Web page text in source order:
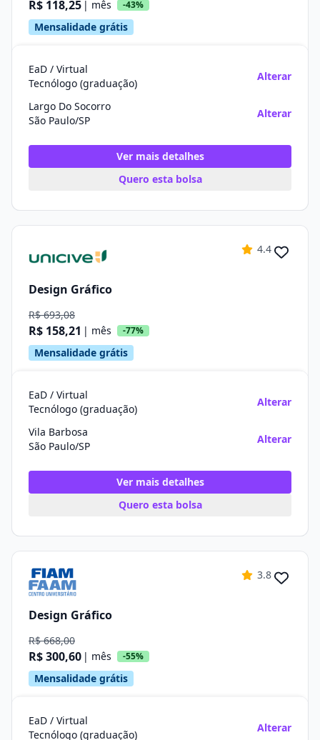
R$ 118,25 | mês -43%
Mensalidade grátis
EaD / Virtual
Tecnólogo (graduação)
Alterar
Largo Do Socorro
São Paulo/SP
Alterar
Ver mais detalhes
Quero esta bolsa
4.4
Design Gráfico
R$ 693,08
R$ 158,21 | mês -77%
Mensalidade grátis
EaD / Virtual
Tecnólogo (graduação)
Alterar
Vila Barbosa
São Paulo/SP
Alterar
Ver mais detalhes
Quero esta bolsa
3.8
Design Gráfico
R$ 668,00
R$ 300,60 | mês -55%
Mensalidade grátis
EaD / Virtual
Tecnólogo (graduação)
Alterar